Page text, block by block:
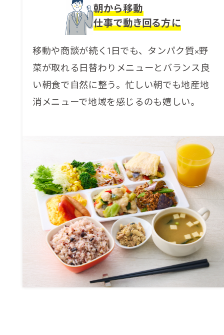
朝から移動
仕事で動き回る方に
移動や商談が続く1日でも、タンパク質×野
菜が取れる日替わりメニューとバランス良
い朝食で自然に整う。忙しい朝でも地産地
消メニューで地域を感じるのも嬉しい。